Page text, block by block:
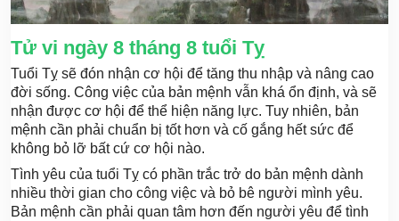
Tử vi ngày 8 tháng 8 tuổi Tỵ
Tuổi Tỵ sẽ đón nhận cơ hội để tăng thu nhập và nâng cao
đời sống. Công việc của bản mệnh vẫn khá ổn định, và sẽ
nhận được cơ hội để thể hiện năng lực. Tuy nhiên, bản
mệnh cần phải chuẩn bị tốt hơn và cố gắng hết sức để
không bỏ lỡ bất cứ cơ hội nào.
Tình yêu của tuổi Tỵ có phần trắc trở do bản mệnh dành
nhiều thời gian cho công việc và bỏ bê người mình yêu.
Bản mệnh cần phải quan tâm hơn đến người yêu để tình